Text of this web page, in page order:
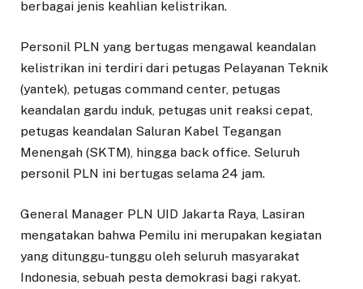
berbagai jenis keahlian kelistrikan.
Personil PLN yang bertugas mengawal keandalan
kelistrikan ini terdiri dari petugas Pelayanan Teknik
(yantek), petugas command center, petugas
keandalan gardu induk, petugas unit reaksi cepat,
petugas keandalan Saluran Kabel Tegangan
Menengah (SKTM), hingga back office. Seluruh
personil PLN ini bertugas selama 24 jam.
General Manager PLN UID Jakarta Raya, Lasiran
mengatakan bahwa Pemilu ini merupakan kegiatan
yang ditunggu-tunggu oleh seluruh masyarakat
Indonesia, sebuah pesta demokrasi bagi rakyat.